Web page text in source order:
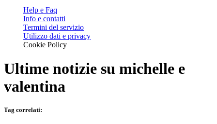
Help e Faq
Info e contatti
Termini del servizio
Utilizzo dati e privacy
Cookie Policy
Ultime notizie su michelle e
valentina
Tag correlati: